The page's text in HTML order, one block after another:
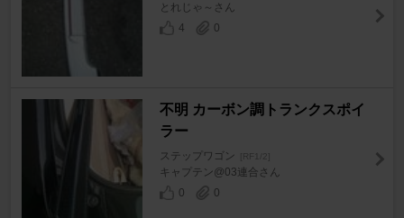
とれじゃ～さん
4
0
不明 カーボン調トランクスポイ
ラー
ステップワゴン [RF1/2]
キャプテン@03連合さん
0
0